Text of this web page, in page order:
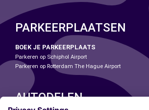
PARKEERPLAATSEN
BOEK JE PARKEERPLAATS
Parkeren op Schiphol Airport
Parkeren op Rotterdam The Hague Airport
AUTODELEN